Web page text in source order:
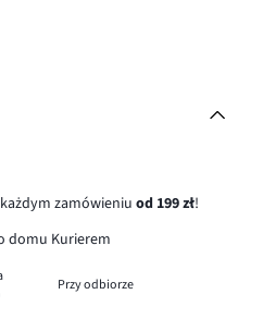
zamówieniu od 199 zł!
domu Kurierem
Przy odbiorze